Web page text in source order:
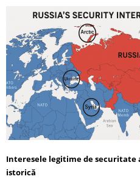
Interesele legitime de securitate
istorică